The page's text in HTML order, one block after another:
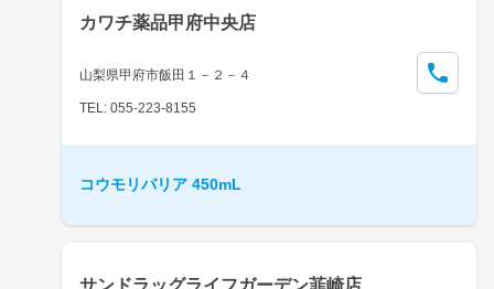
カワチ薬品甲府中央店
山梨県甲府市飯田１－２－４
TEL: 055-223-8155
コウモリバリア 450mL
サンドラッグライフガーデン韮崎店